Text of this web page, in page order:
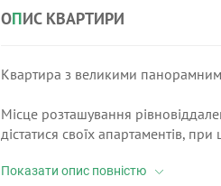
ОПИС КВАРТИРИ
Квартира з великими
Місце розташування
дістатися своїх апартаментів,